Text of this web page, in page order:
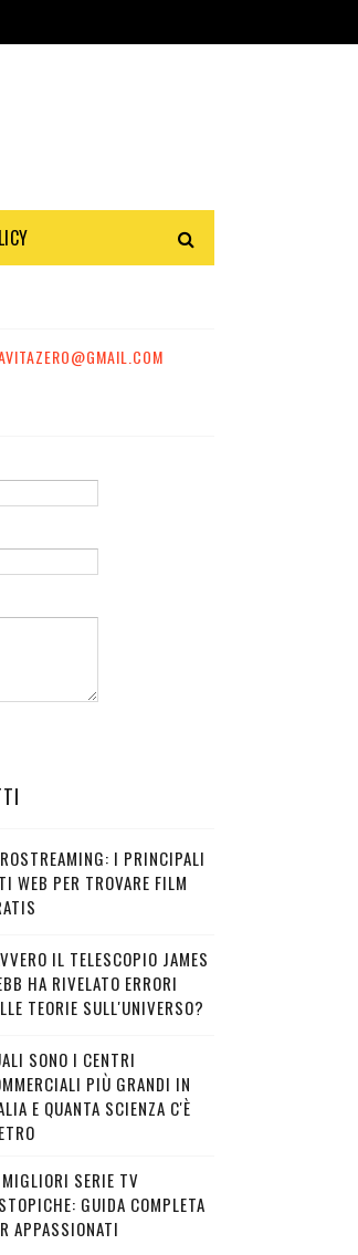
I PRINCIPALI
WEB PER TROVARE FILM
IL TELESCOPIO JAMES
HA RIVELATO ERRORI
TEORIE SULL'UNIVERSO?
SONO I CENTRI
PIÙ GRANDI IN
E QUANTA SCIENZA C'È
MIGLIORI SERIE TV
GUIDA COMPLETA
APPASSIONATI